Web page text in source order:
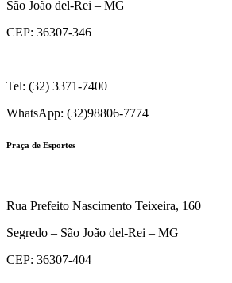
São João del-Rei – MG
CEP: 36307-346
Tel: (32) 3371-7400
WhatsApp: (32)98806-7774
Praça de Esportes
Rua Prefeito Nascimento Teixeira, 160
Segredo – São João del-Rei – MG
CEP: 36307-404